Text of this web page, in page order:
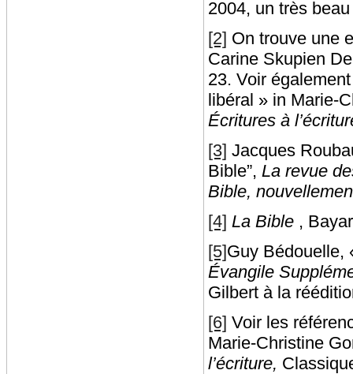
2004, un très
[2] On trouve une
Carine Skupien
23. Voir
libéral » in Marie-
Écritures à
[3] Jacques
Bible”, La revue
Bible,
[4] La Bible ,
[5]Guy Bédouelle,
Évangile
Gilbert à la
[6] Voir les
Marie-Christine
l’écriture,